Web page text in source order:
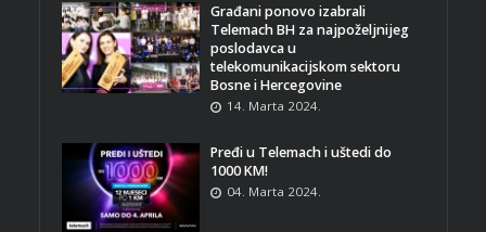
Građani ponovo izabrali
Telemach BH za najpoželjnijeg
poslodavca u
telekomunikacijskom sektoru
Bosne i Hercegovine
14. Marta 2024.
Pređi u Telemach i uštedi do
1000 KM!
04. Marta 2024.